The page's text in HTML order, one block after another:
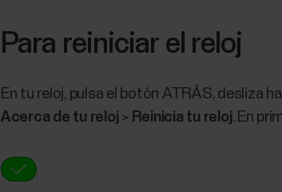
Para reiniciar el reloj
En tu reloj, pulsa el botón ATRÁS, desliza
Acerca de tu reloj > Reinicia tu reloj. En